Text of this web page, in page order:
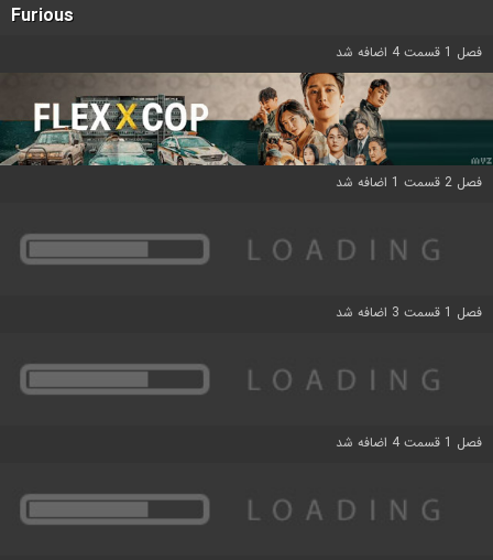
Furious
فصل 1 قسمت 4 اضافه شد
فصل 2 قسمت 1 اضافه شد
فصل 1 قسمت 3 اضافه شد
فصل 1 قسمت 4 اضافه شد